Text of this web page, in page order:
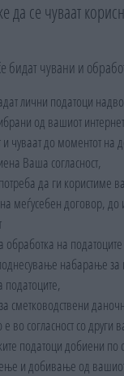
да се чуваат
бидат чувани и
лични податоци
од вашиот
и чуваат до моментот на
Ваша согласност,
да ги користиме
меѓусебен договор, до
обработка на
набарање за
податоците,
сметководствени
во согласност со други
податоци добиени по
и добивање од